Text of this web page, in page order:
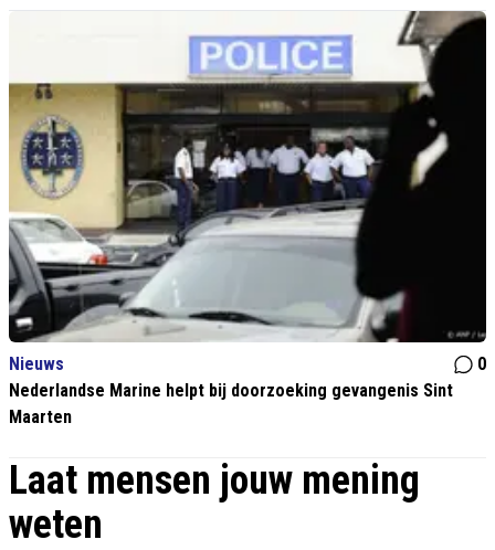
Nieuws
0
Nederlandse Marine helpt bij doorzoeking gevangenis Sint
Maarten
Laat mensen jouw mening
weten